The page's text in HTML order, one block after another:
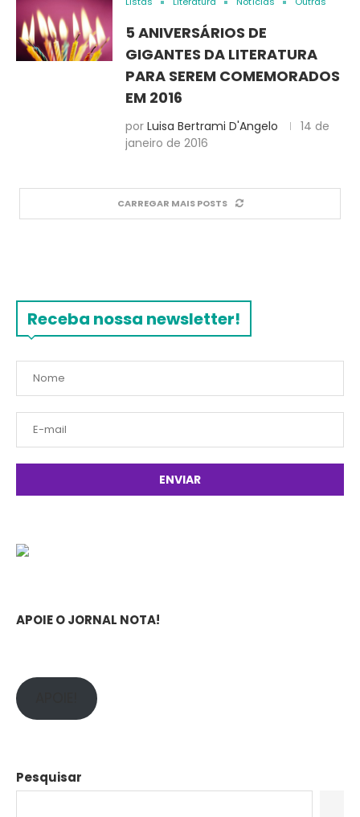
5 ANIVERSÁRIOS DE
GIGANTES DA LITERATURA
PARA SEREM COMEMORADOS
EM 2016
por Luisa Bertrami D'Angelo
14 de
janeiro de 2016
CARREGAR MAIS POSTS
Receba nossa newsletter!
APOIE O JORNAL NOTA!
Pesquisar